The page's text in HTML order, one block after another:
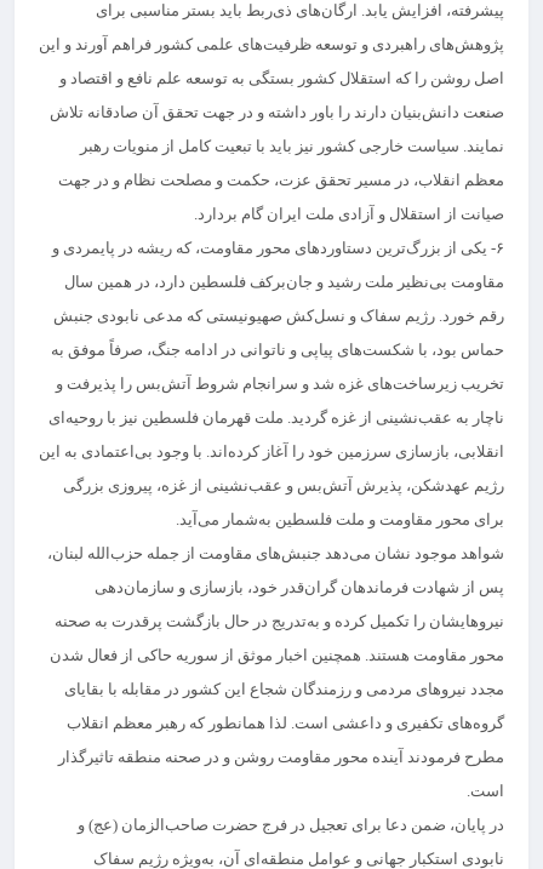
پیشرفته، افزایش یابد. ارگان‌های ذی‌ربط باید بستر مناسبی برای
پژوهش‌های راهبردی و توسعه ظرفیت‌های علمی کشور فراهم آورند و این
اصل روشن را که استقلال کشور بستگی به توسعه علم نافع و اقتصاد و
صنعت دانش‌بنیان دارند را باور داشته و در جهت تحقق آن صادقانه تلاش
نمایند. سیاست خارجی کشور نیز باید با تبعیت کامل از منویات رهبر
معظم انقلاب، در مسیر تحقق عزت، حکمت و مصلحت نظام و در جهت
صیانت از استقلال و آزادی ملت ایران گام بردارد.
۶- یکی از بزرگ‌ترین دستاوردهای محور مقاومت، که ریشه در پایمردی و
مقاومت بی‌نظیر ملت رشید و جان‌برکف فلسطین دارد، در همین سال
رقم خورد. رژیم سفاک و نسل‌کش صهیونیستی که مدعی نابودی جنبش
حماس بود، با شکست‌های پیاپی و ناتوانی در ادامه جنگ، صرفاً موفق به
تخریب زیرساخت‌های غزه شد و سرانجام شروط آتش‌بس را پذیرفت و
ناچار به عقب‌نشینی از غزه گردید. ملت قهرمان فلسطین نیز با روحیه‌ای
انقلابی، بازسازی سرزمین خود را آغاز کرده‌اند. با وجود بی‌اعتمادی به این
رژیم عهدشکن، پذیرش آتش‌بس و عقب‌نشینی از غزه، پیروزی بزرگی
برای محور مقاومت و ملت فلسطین به‌شمار می‌آید.
شواهد موجود نشان می‌دهد جنبش‌های مقاومت از جمله حزب‌الله لبنان،
پس از شهادت فرماندهان گران‌قدر خود، بازسازی و سازمان‌دهی
نیروهایشان را تکمیل کرده و به‌تدریج در حال بازگشت پرقدرت به صحنه
محور مقاومت هستند. همچنین اخبار موثق از سوریه حاکی از فعال شدن
مجدد نیروهای مردمی و رزمندگان شجاع این کشور در مقابله با بقایای
گروه‌های تکفیری و داعشی است. لذا همانطور که رهبر معظم انقلاب
مطرح فرمودند آینده محور مقاومت روشن و در صحنه منطقه تاثیرگذار
است.
در پایان، ضمن دعا برای تعجیل در فرج حضرت صاحب‌الزمان (عج) و
نابودی استکبار جهانی و عوامل منطقه‌ای آن، به‌ویژه رژیم سفاک